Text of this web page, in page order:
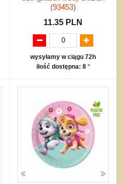
(93453)
11.35 PLN
wysyłamy w ciągu 72h
ilość dostępna: 8 *